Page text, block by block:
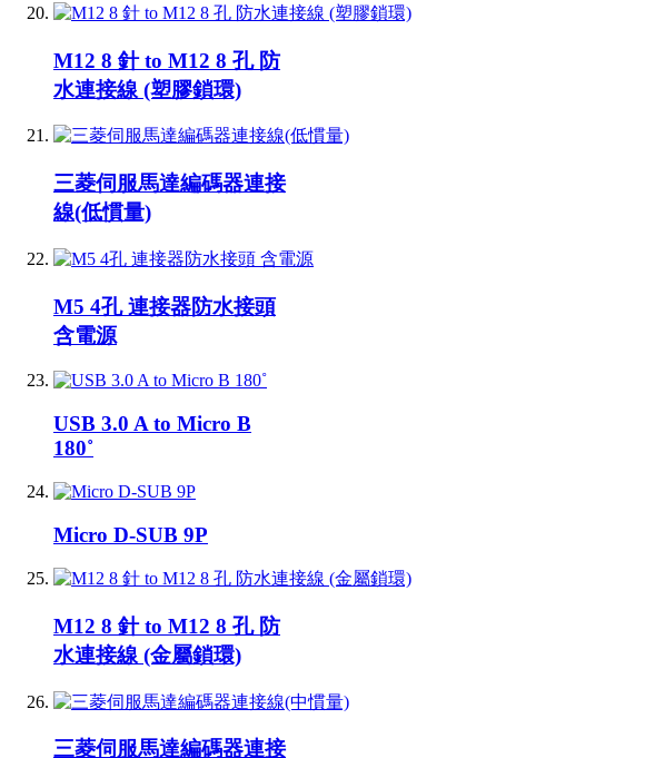
M12 8 針 to M12 8 孔 防
水連接線 (塑膠鎖環)
三菱伺服馬達編碼器連接
線(低慣量)
M5 4孔 連接器防水接頭
含電源
USB 3.0 A to Micro B
180˚
Micro D-SUB 9P
M12 8 針 to M12 8 孔 防
水連接線 (金屬鎖環)
三菱伺服馬達編碼器連接